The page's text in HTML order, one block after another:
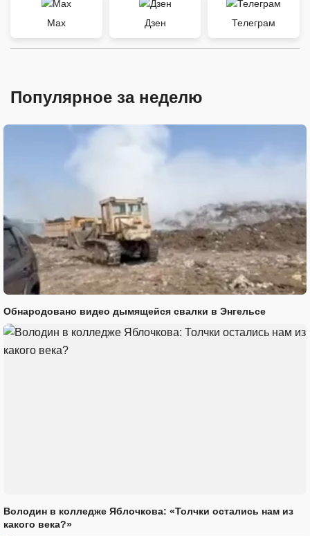
Max Дзен Телеграм
Популярное за неделю
Обнародовано видео дымящейся свалки в Энгельсе
Володин в колледже Яблочкова: «Толчки остались нам из
какого века?»